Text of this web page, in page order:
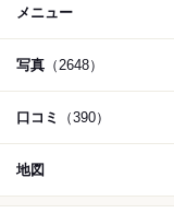
メニュー
写真 （2648）
口コミ （390）
地図